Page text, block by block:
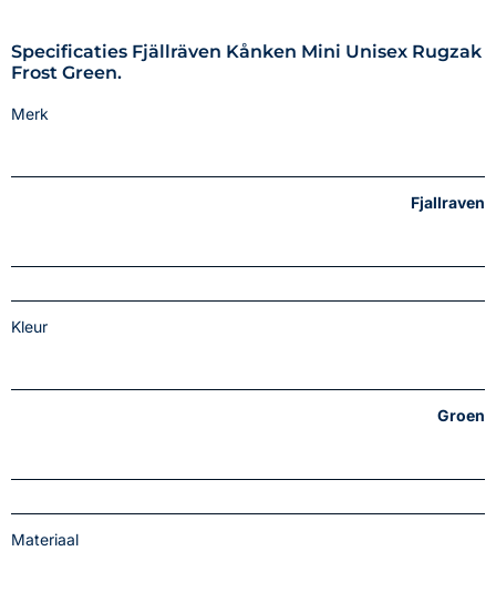
Specificaties Fjällräven Kånken Mini Unisex Rugzak
Frost Green.
Merk
Fjallraven
Kleur
Groen
Materiaal